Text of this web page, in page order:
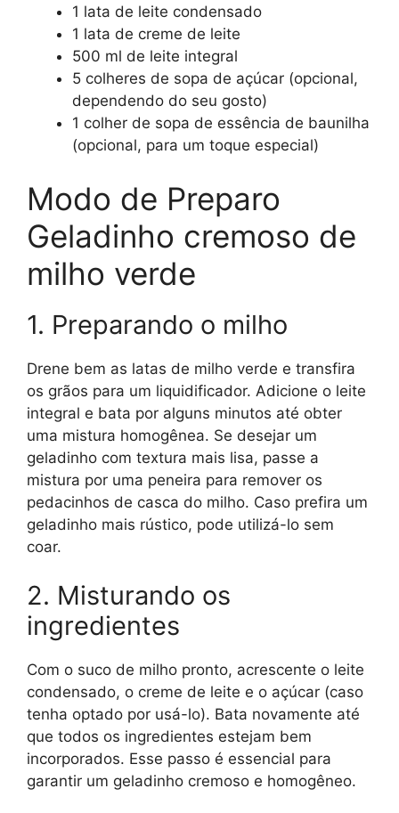
1 lata de leite condensado
1 lata de creme de leite
500 ml de leite integral
5 colheres de sopa de açúcar (opcional,
dependendo do seu gosto)
1 colher de sopa de essência de baunilha
(opcional, para um toque especial)
Modo de Preparo
Geladinho cremoso de
milho verde
1. Preparando o milho
Drene bem as latas de milho verde e transfira
os grãos para um liquidificador. Adicione o leite
integral e bata por alguns minutos até obter
uma mistura homogênea. Se desejar um
geladinho com textura mais lisa, passe a
mistura por uma peneira para remover os
pedacinhos de casca do milho. Caso prefira um
geladinho mais rústico, pode utilizá-lo sem
coar.
2. Misturando os
ingredientes
Com o suco de milho pronto, acrescente o leite
condensado, o creme de leite e o açúcar (caso
tenha optado por usá-lo). Bata novamente até
que todos os ingredientes estejam bem
incorporados. Esse passo é essencial para
garantir um geladinho cremoso e homogêneo.